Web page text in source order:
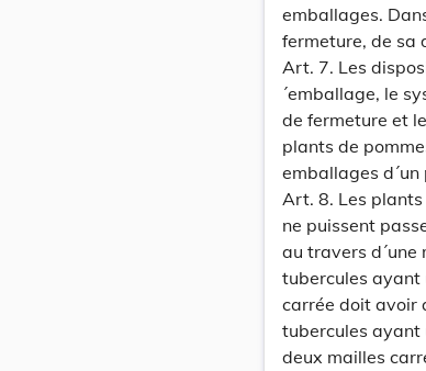
emballages.
fermeture, de sa
Art. 7. Les
´emballage, le
de fermeture et
plants de
emballages
Art. 8. Les
ne puissent
au travers
tubercules ayant
carrée doit avoir
tubercules ayant
deux mailles